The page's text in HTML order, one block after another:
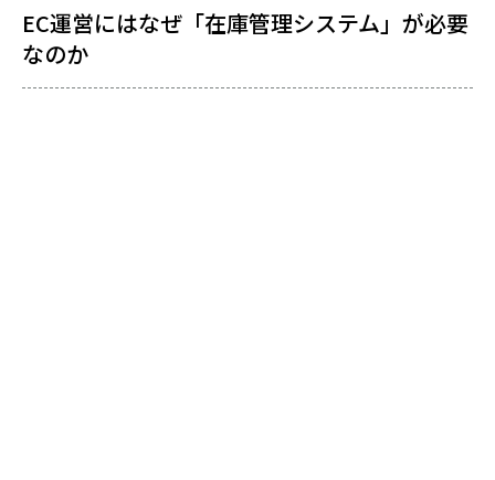
EC運営にはなぜ「在庫管理システム」が必要
なのか